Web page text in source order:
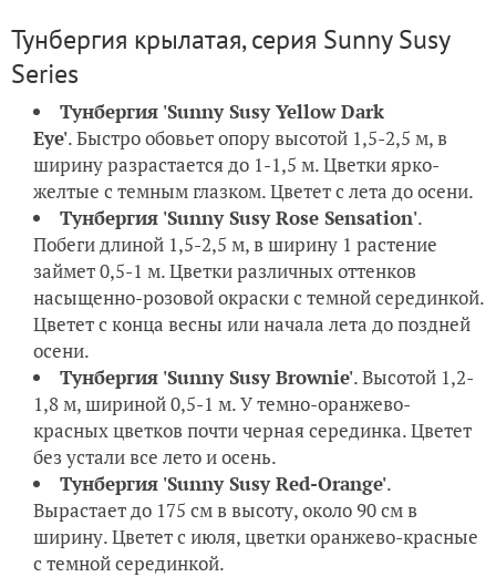
Тунбергия крылатая, серия Sunny Susy
Series
Тунбергия 'Sunny Susy Yellow Dark
Eye'. Быстро обовьет опору высотой 1,5-2,5 м, в
ширину разрастается до 1-1,5 м. Цветки ярко-
желтые с темным глазком. Цветет с лета до осени.
Тунбергия 'Sunny Susy Rose Sensation'.
Побеги длиной 1,5-2,5 м, в ширину 1 растение
займет 0,5-1 м. Цветки различных оттенков
насыщенно-розовой окраски с темной серединкой.
Цветет с конца весны или начала лета до поздней
осени.
Тунбергия 'Sunny Susy Brownie'. Высотой 1,2-
1,8 м, шириной 0,5-1 м. У темно-оранжево-
красных цветков почти черная серединка. Цветет
без устали все лето и осень.
Тунбергия 'Sunny Susy Red-Orange'.
Вырастает до 175 см в высоту, около 90 см в
ширину. Цветет с июля, цветки оранжево-красные
с темной серединкой.